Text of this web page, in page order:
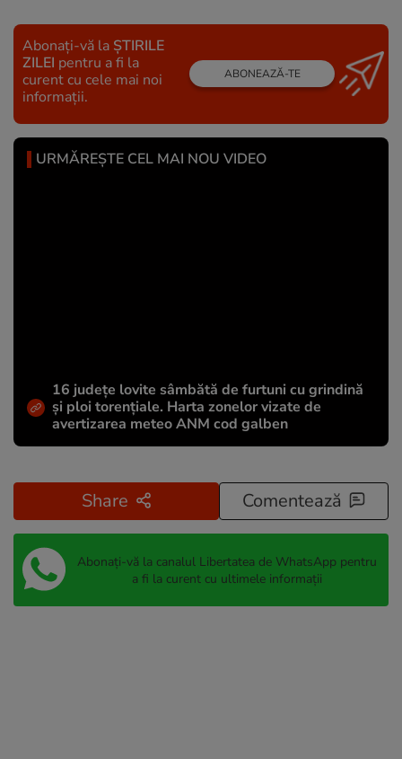
Abonați-vă la ȘTIRILE
ZILEI pentru a fi la
curent cu cele mai noi
informații.
ABONEAZĂ-TE
URMĂREȘTE CEL MAI NOU VIDEO
16 județe lovite sâmbătă de furtuni cu grindină
și ploi torențiale. Harta zonelor vizate de
avertizarea meteo ANM cod galben
Share Comentează
Abonați-vă la canalul Libertatea de WhatsApp pentru
a fi la curent cu ultimele informații